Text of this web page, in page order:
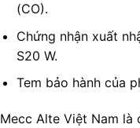
(CO).
Chứng nhận xuất
S20 W.
Tem bảo hành của
Mecc Alte Việt Nam là